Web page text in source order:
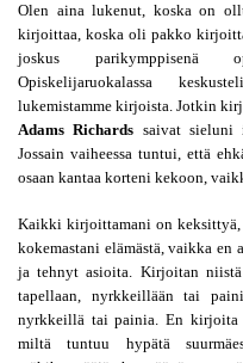
Olen aina lukenut, koska on
kirjoittaa, koska oli pakko
joskus parikymppisenä
Opiskelijaruokalassa
lukemistamme kirjoista. Jotkin
Adams Richards saivat sieluni
Jossain vaiheessa tuntui, että
osaan kantaa korteni kekoon,
Kaikki kirjoittamani on
kokemastani elämästä, vaikka en
ja tehnyt asioita. Kirjoitan
tapellaan, nyrkkeillään tai
nyrkkeillä tai painia. En kirjoita
miltä tuntuu hypätä